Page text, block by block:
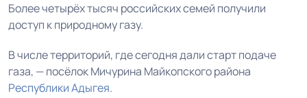
Более четырёх тысяч российских семей получили
доступ к природному газу.
В числе территорий, где сегодня дали старт подаче
газа, — посёлок Мичурина Майкопского района
Республики Адыгея.